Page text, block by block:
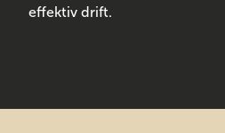
effektiv drift.